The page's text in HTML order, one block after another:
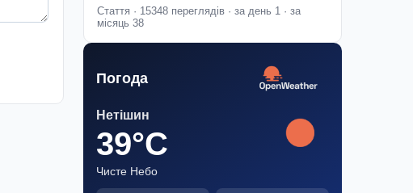
Стаття · 15348 переглядів · за день 1 · за
місяць 38
Погода
Нетішин
39°C
Чисте Небо